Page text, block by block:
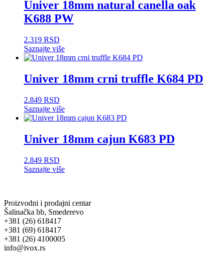
Univer 18mm natural canella oak
K688 PW
2.319 RSD
Saznajte više
Univer 18mm crni truffle K684 PD
2.849 RSD
Saznajte više
Univer 18mm cajun K683 PD
2.849 RSD
Saznajte više
Proizvodni i prodajni centar
Šalinačka bb, Smederevo
+381 (26) 618417
+381 (69) 618417
+381 (26) 4100005
info@ivox.rs